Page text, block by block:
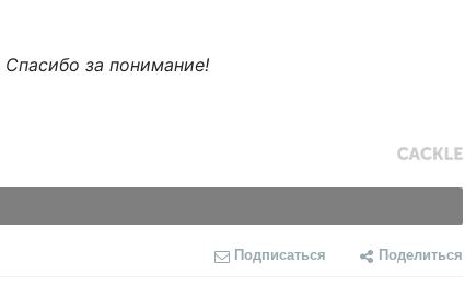
Спасибо за понимание!
Подписаться Поделиться